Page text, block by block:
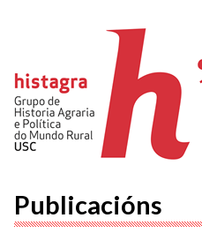
Publicacións